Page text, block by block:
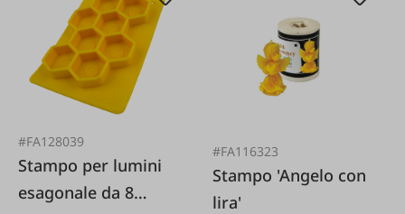
#FA128039
Stampo per lumini
esagonale da 8
#FA116323
Stampo 'Angelo con
lira'